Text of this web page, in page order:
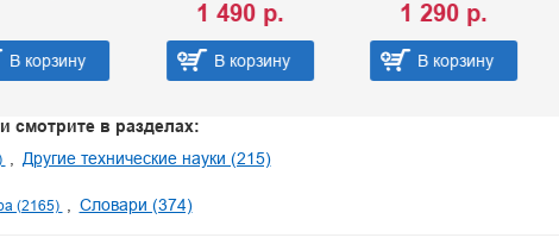
В корзину В корзину В
смотрите в разделах:
Другие технические науки (215)
(2165) Словари (374)